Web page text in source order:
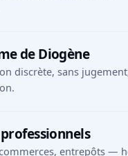
de Diogène
discrète, sans
entrepôts —